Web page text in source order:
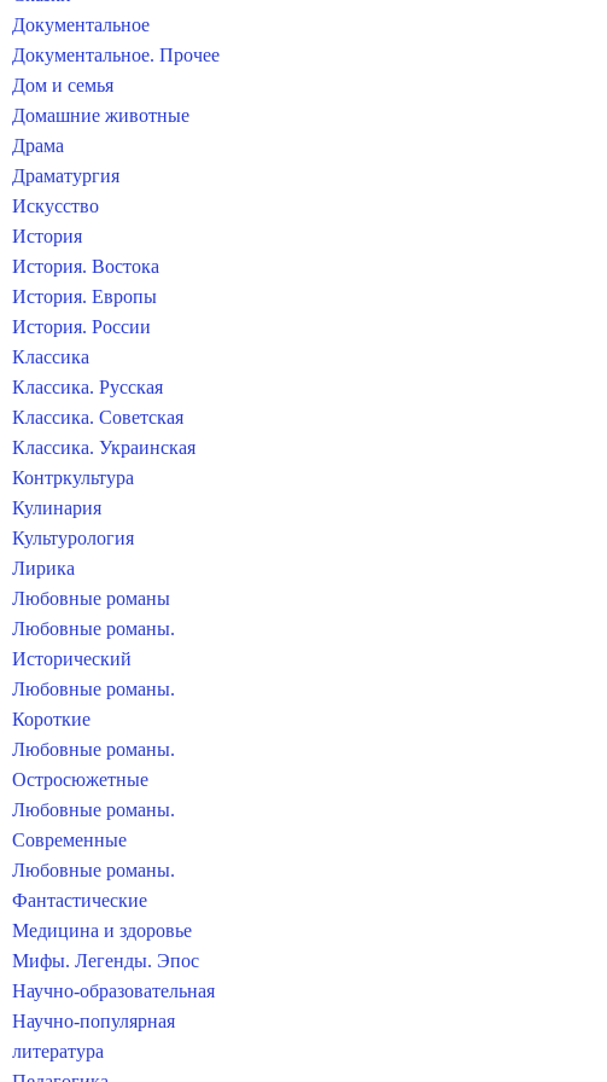
Документальное
Документальное. Прочее
Дом и семья
Домашние животные
Драма
Драматургия
Искусство
История
История. Востока
История. Европы
История. России
Классика
Классика. Русская
Классика. Советская
Классика. Украинская
Контркультура
Кулинария
Культурология
Лирика
Любовные романы
Любовные романы.
Исторический
Любовные романы.
Короткие
Любовные романы.
Остросюжетные
Любовные романы.
Современные
Любовные романы.
Фантастические
Медицина и здоровье
Мифы. Легенды. Эпос
Научно-образовательная
Научно-популярная
литература